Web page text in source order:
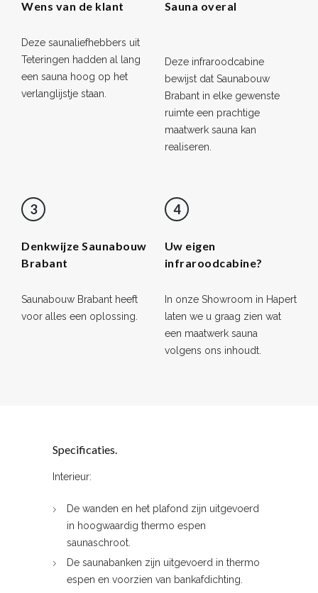
Wens van de klant
Deze saunaliefhebbers uit
Teteringen hadden al lang
een sauna hoog op het
verlanglijstje staan.
Sauna overal
Deze infraroodcabine
bewijst dat Saunabouw
Brabant in elke gewenste
ruimte een prachtige
maatwerk sauna kan
realiseren.
3
Denkwijze Saunabouw
Brabant
Saunabouw Brabant heeft
voor alles een oplossing.
4
Uw eigen
infraroodcabine?
In onze Showroom in Hapert
laten we u graag zien wat
een maatwerk sauna
volgens ons inhoudt.
Specificaties.
Interieur:
De wanden en het plafond zijn uitgevoerd
in hoogwaardig thermo espen
saunaschroot.
De saunabanken zijn uitgevoerd in thermo
espen en voorzien van bankafdichting.